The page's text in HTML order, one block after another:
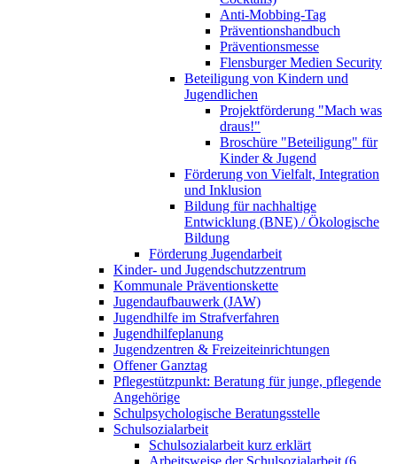
Anti-Mobbing-Tag
Präventionshandbuch
Präventionsmesse
Flensburger Medien Security
Beteiligung von Kindern und
Jugendlichen
Projektförderung "Mach was
draus!"
Broschüre "Beteiligung" für
Kinder & Jugend
Förderung von Vielfalt, Integration
und Inklusion
Bildung für nachhaltige
Entwicklung (BNE) / Ökologische
Bildung
Förderung Jugendarbeit
Kinder- und Jugendschutzzentrum
Kommunale Präventionskette
Jugendaufbauwerk (JAW)
Jugendhilfe im Strafverfahren
Jugendhilfeplanung
Jugendzentren & Freizeiteinrichtungen
Offener Ganztag
Pflegestützpunkt: Beratung für junge, pflegende
Angehörige
Schulpsychologische Beratungsstelle
Schulsozialarbeit
Schulsozialarbeit kurz erklärt
Arbeitsweise der Schulsozialarbeit (6